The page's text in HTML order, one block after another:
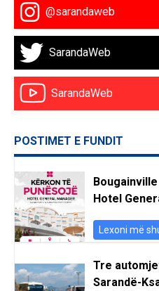
@sarandaweb
SarandaWeb
SarandaWeb
POSTIMET E FUNDIT
Hotel
Lexoni më
Tre
Sarandë-